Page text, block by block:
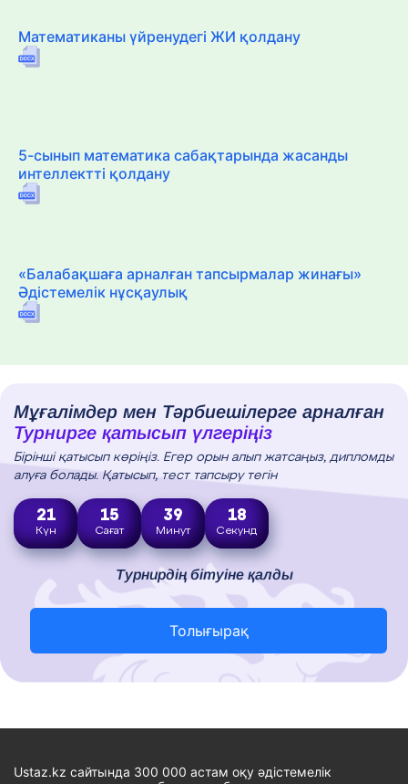
Математиканы үйренудегі ЖИ қолдану
5-сынып математика сабақтарында жасанды
интеллектті қолдану
«Балабақшаға арналған тапсырмалар жинағы»
Әдістемелік нұсқаулық
Мұғалімдер мен Тәрбиешілерге арналған
Турнирге қатысып үлгеріңіз
Бірінші қатысып көріңіз. Егер орын алып жатсаңыз, дипломды
алуға болады. Қатысып, тест тапсыру тегін
21
Күн
15
Сағат
39
Минут
17
Секунд
Турнирдің бітуіне қалды
Толығырақ
Ustaz.kz сайтында 300 000 астам оқу әдістемелік